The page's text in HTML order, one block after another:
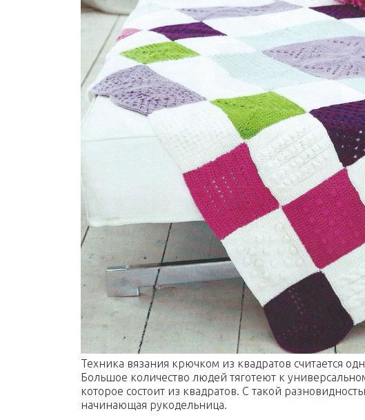
Техника вязания крючком из квадратов считается
Большое количество людей тяготеют к
которое состоит из квадратов. С такой
начинающая рукодельница.